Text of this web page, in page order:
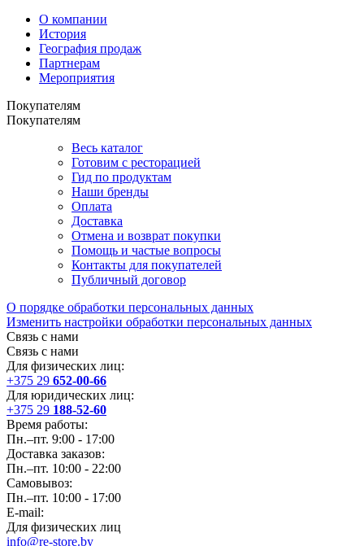
О компании
История
География продаж
Партнерам
Мероприятия
Покупателям
Покупателям
Весь каталог
Готовим с ресторацией
Гид по продуктам
Наши бренды
Оплата
Доставка
Отмена и возврат покупки
Помощь и частые вопросы
Контакты для покупателей
Публичный договор
О порядке обработки персональных данных
Изменить настройки обработки персональных данных
Связь с нами
Связь с нами
Для физических лиц:
+375 29 652-00-66
Для юридических лиц:
+375 29 188-52-60
Время работы:
Пн.–пт. 9:00 - 17:00
Доставка заказов:
Пн.–пт. 10:00 - 22:00
Самовывоз:
Пн.–пт. 10:00 - 17:00
E-mail:
Для физических лиц
info@re-store.by